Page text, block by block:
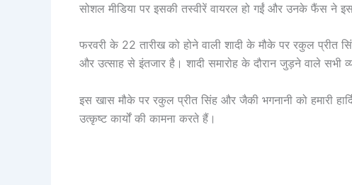
सोशल मीडिया पर इसकी तस्वीरें वायरल हो गईं और उनके फैंस ने
फरवरी के 22 तारीख को होने वाली शादी के मौके पर रकुल
और उत्साह से इंतजार है। शादी समारोह के दौरान जुड़ने वाले सभी
इस खास मौके पर रकुल प्रीत सिंह और जैकी भगनानी को हमारी
उत्कृष्ट कार्यों की कामना करते हैं।